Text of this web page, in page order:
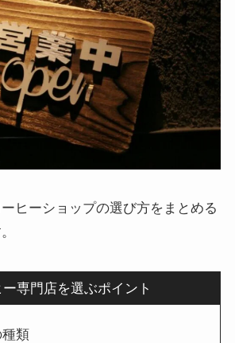
ヒーショップの選び方をまとめる
ー専門店を選ぶポイント
類